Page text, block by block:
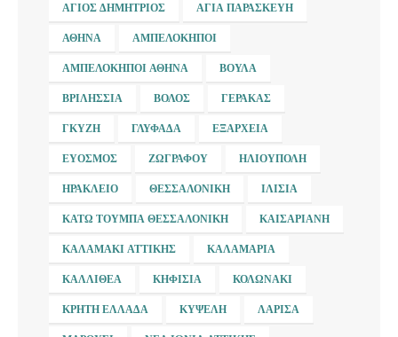
ΆΓΙΟΣ ΔΗΜΉΤΡΙΟΣ ΑΓΊΑ ΠΑΡΑΣΚΕΥΉ
ΑΘΉΝΑ ΑΜΠΕΛΌΚΗΠΟΙ
ΑΜΠΕΛΌΚΗΠΟΙ ΑΘΉΝΑ ΒΟΎΛΑ
ΒΡΙΛΉΣΣΙΑ ΒΌΛΟΣ ΓΈΡΑΚΑΣ
ΓΚΎΖΗ ΓΛΥΦΆΔΑ ΕΞΆΡΧΕΙΑ
ΕΎΟΣΜΟΣ ΖΩΓΡΆΦΟΥ ΗΛΙΟΎΠΟΛΗ
ΗΡΆΚΛΕΙΟ ΘΕΣΣΑΛΟΝΊΚΗ ΙΛΊΣΙΑ
ΚΆΤΩ ΤΟΎΜΠΑ ΘΕΣΣΑΛΟΝΊΚΗ ΚΑΙΣΑΡΙΑΝΉ
ΚΑΛΑΜΆΚΙ ΑΤΤΙΚΉΣ ΚΑΛΑΜΑΡΙΆ
ΚΑΛΛΙΘΈΑ ΚΗΦΙΣΙΆ ΚΟΛΩΝΆΚΙ
ΚΡΉΤΗ ΕΛΛΆΔΑ ΚΥΨΈΛΗ ΛΆΡΙΣΑ